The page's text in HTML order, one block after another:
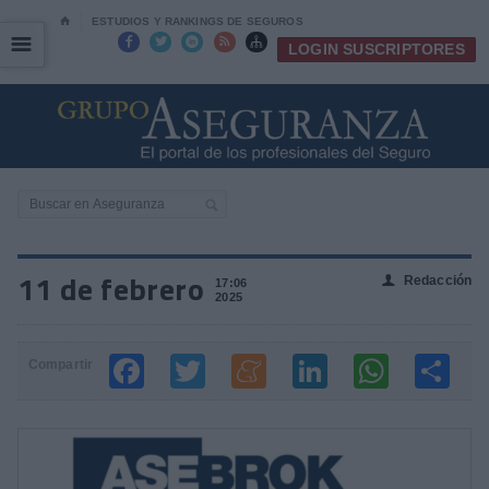
⌂ ESTUDIOS Y RANKINGS DE SEGUROS
     LOGIN SUSCRIPTORES
☰
☰
11 de febrero
17:06
2025
👤 Redacción